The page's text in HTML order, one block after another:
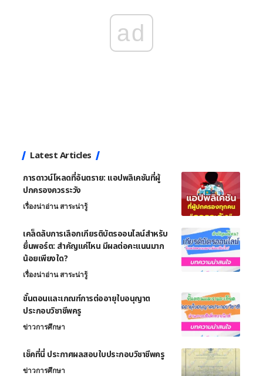
ad
Latest Articles
การดาวน์โหลดที่อันตราย: แอปพลิเคชันที่ผู้
ปกครองควรระวัง
เรื่องน่าอ่าน สาระน่ารู้
เคล็ดลับการเลือกเกียรติบัตรออนไลน์สำหรับ
ยื่นพอร์ต: สำคัญแค่ไหน มีผลต่อคะแนนมาก
น้อยเพียงใด?
เรื่องน่าอ่าน สาระน่ารู้
ขั้นตอนและเกณฑ์การต่ออายุใบอนุญาต
ประกอบวิชาชีพครู
ข่าวการศึกษา
เช็คที่นี่ ประกาศผลสอบใบประกอบวิชาชีพครู
ข่าวการศึกษา